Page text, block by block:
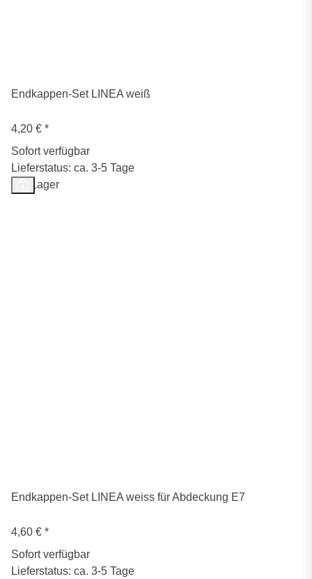
Endkappen-Set LINEA weiß
4,20 € *
Sofort verfügbar
Lieferstatus: ca. 3-5 Tage
Auf Lager
Endkappen-Set LINEA weiss für Abdeckung E7
4,60 € *
Sofort verfügbar
Lieferstatus: ca. 3-5 Tage